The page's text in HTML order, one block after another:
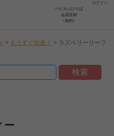
ログイン
ベビカムひろば
会員登録
（無料）
> もうすぐ出産！ > ラズベリーリーフ
ー